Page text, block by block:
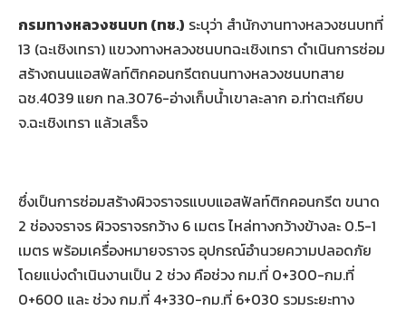
กรมทางหลวงชนบท (ทช.) ระบุว่า สำนักงานทางหลวงชนบทที่
13 (ฉะเชิงเทรา) แขวงทางหลวงชนบทฉะเชิงเทรา ดำเนินการซ่อม
สร้างถนนแอสฟัลท์ติกคอนกรีตถนนทางหลวงชนบทสาย
ฉช.4039 แยก ทล.3076-อ่างเก็บน้ำเขาละลาก อ.ท่าตะเกียบ
จ.ฉะเชิงเทรา แล้วเสร็จ
ซึ่งเป็นการซ่อมสร้างผิวจราจรแบบแอสฟัลท์ติกคอนกรีต ขนาด
2 ช่องจราจร ผิวจราจรกว้าง 6 เมตร ไหล่ทางกว้างข้างละ 0.5-1
เมตร พร้อมเครื่องหมายจราจร อุปกรณ์อำนวยความปลอดภัย
โดยแบ่งดำเนินงานเป็น 2 ช่วง คือช่วง กม.ที่ 0+300-กม.ที่
0+600 และ ช่วง กม.ที่ 4+330-กม.ที่ 6+030 รวมระยะทาง